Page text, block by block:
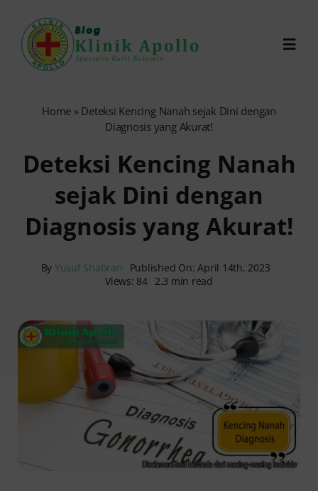
content
Reservasi Online
Search
Home » Deteksi Kencing Nanah sejak Dini dengan
Diagnosis yang Akurat!
Deteksi Kencing Nanah
sejak Dini dengan
Diagnosis yang Akurat!
By Yusuf Shabran
Published On: April 14th, 2023
Views: 84 2.3 min read